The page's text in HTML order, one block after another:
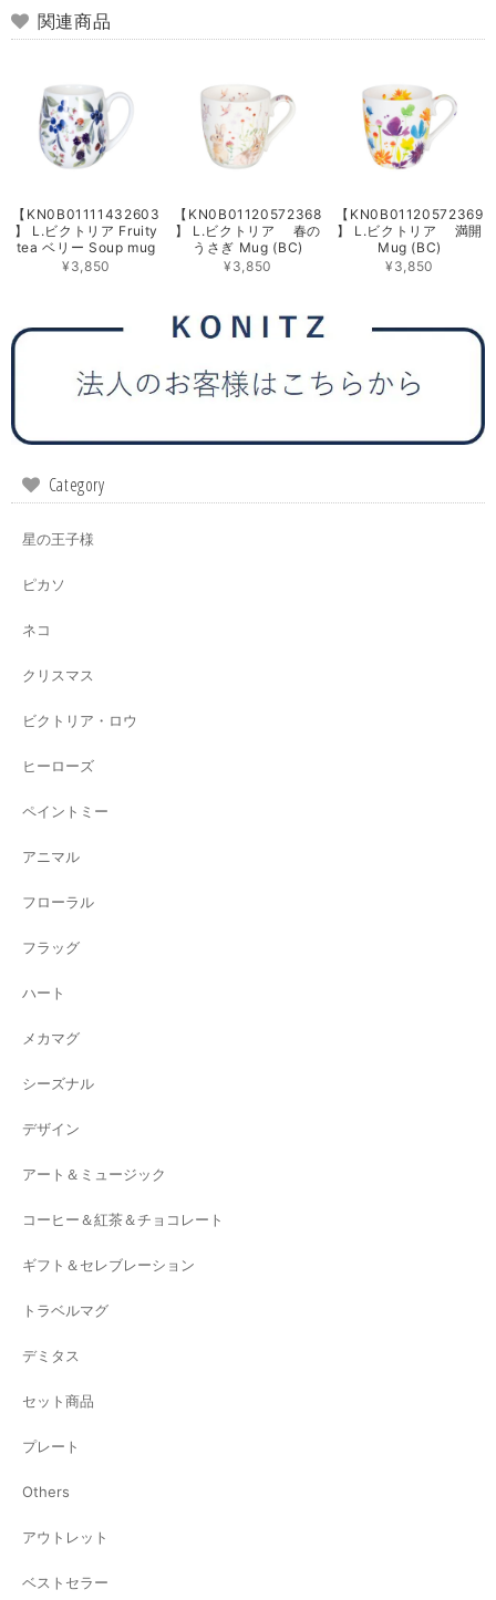
関連商品
【KN0B01111432603
】 L.ビクトリア Fruity
tea ベリー Soup mug
¥3,850
【KN0B01120572368
】 L.ビクトリア 春の
うさぎ Mug (BC)
¥3,850
【KN0B01120572369
】 L.ビクトリア 満開
Mug (BC)
¥3,850
Category
星の王子様
ピカソ
ネコ
クリスマス
ビクトリア・ロウ
ヒーローズ
ペイントミー
アニマル
フローラル
フラッグ
ハート
メカマグ
シーズナル
デザイン
アート＆ミュージック
コーヒー＆紅茶＆チョコレート
ギフト＆セレブレーション
トラベルマグ
デミタス
セット商品
プレート
Others
アウトレット
ベストセラー